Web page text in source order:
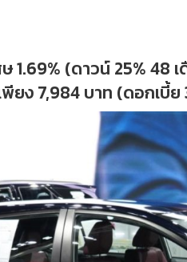
1.69% (ดาวน์ 25% 48
ยง 7,984 บาท (ดอกเบี้